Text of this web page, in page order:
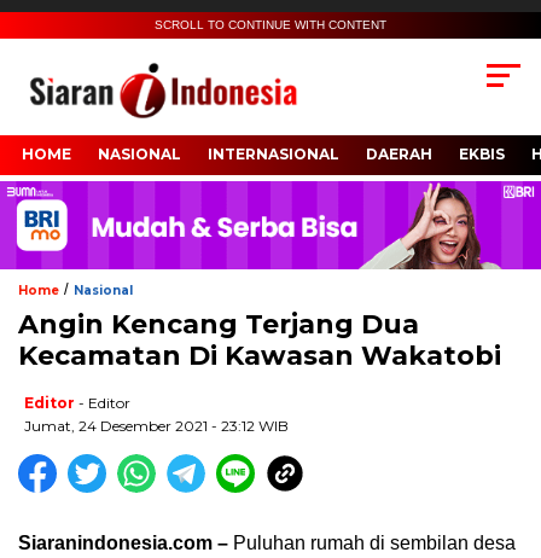
SCROLL TO CONTINUE WITH CONTENT
HOME NASIONAL INTERNASIONAL DAERAH EKBIS
Home / Nasional
Angin Kencang Terjang Dua
Kecamatan Di Kawasan Wakatobi
Editor - Editor
Jumat, 24 Desember 2021 - 23:12 WIB
Siaranindonesia.com – Puluhan rumah di sembilan desa